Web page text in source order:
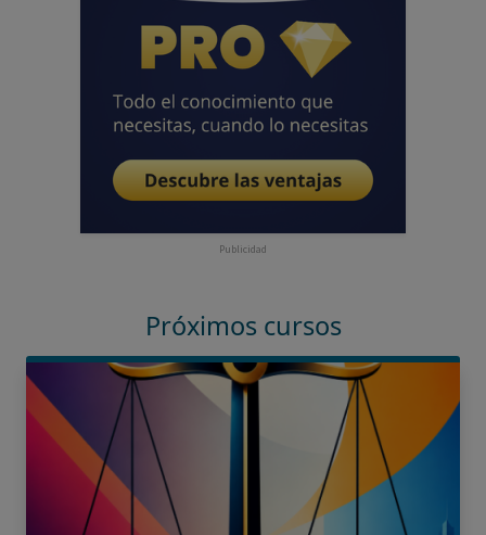
Publicidad
Próximos cursos